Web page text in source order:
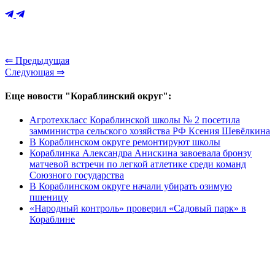
⇐ Предыдущая
Следующая ⇒
Еще новости "Кораблинский округ":
Агротехкласс Кораблинской школы № 2 посетила
замминистра сельского хозяйства РФ Ксения Шевёлкина
В Кораблинском округе ремонтируют школы
Кораблинка Александра Анискина завоевала бронзу
матчевой встречи по легкой атлетике среди команд
Союзного государства
В Кораблинском округе начали убирать озимую
пшеницу
«Народный контроль» проверил «Садовый парк» в
Кораблине